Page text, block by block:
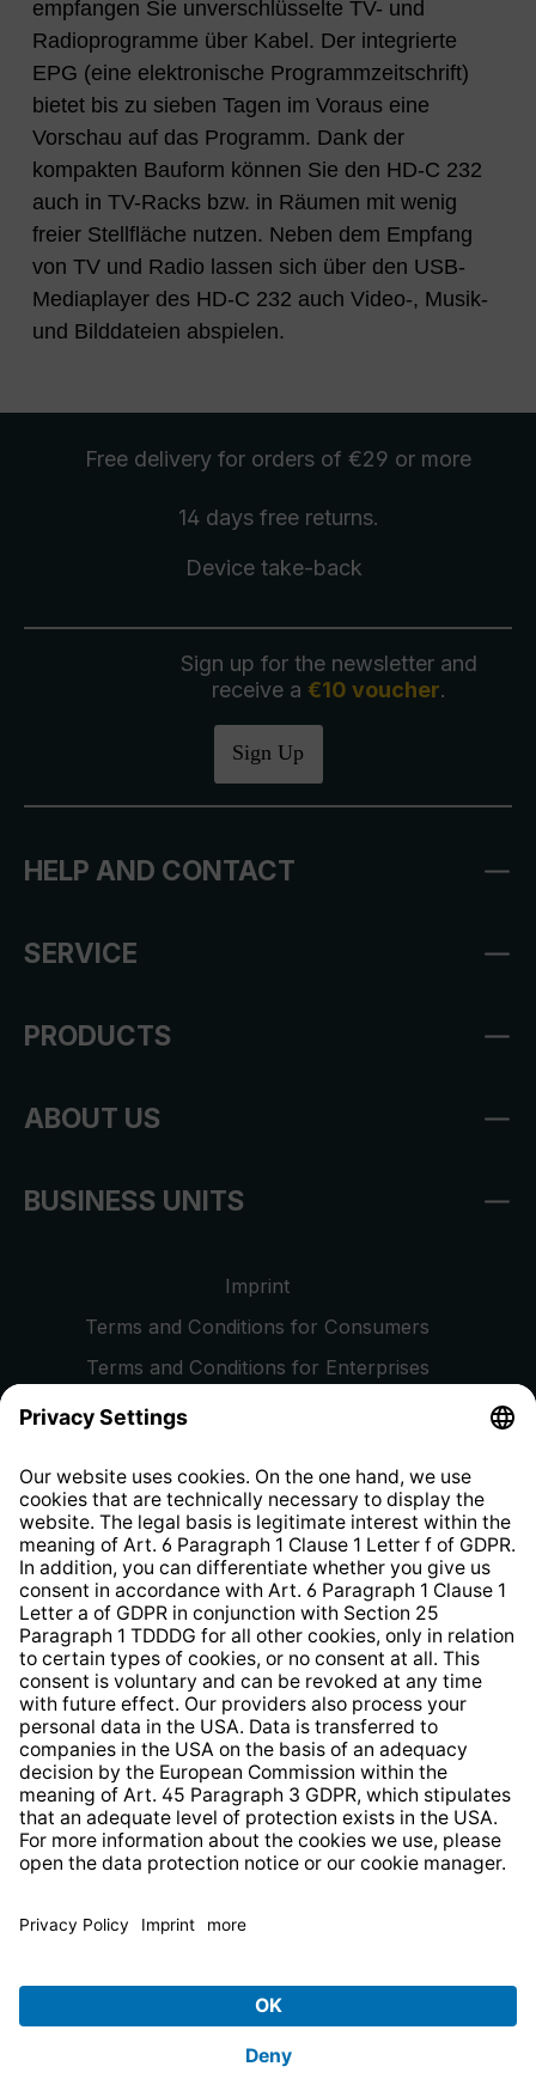
empfangen Sie unverschlüsselte TV- und
Radioprogramme über Kabel. Der integrierte
EPG (eine elektronische Programmzeitschrift)
bietet bis zu sieben Tagen im Voraus eine
Vorschau auf das Programm. Dank der
kompakten Bauform können Sie den HD-C 232
auch in TV-Racks bzw. in Räumen mit wenig
freier Stellfläche nutzen. Neben dem Empfang
von TV und Radio lassen sich über den USB-
Mediaplayer des HD-C 232 auch Video-, Musik-
und Bilddateien abspielen.
Free delivery for orders of €29 or more
14 days free returns.
Device take-back
Sign up for the newsletter and
receive a €10 voucher.
Sign Up
HELP AND CONTACT
SERVICE
PRODUCTS
ABOUT US
BUSINESS UNITS
Imprint
Terms and Conditions for Consumers
Terms and Conditions for Enterprises
Privacy Policy
Whistleblower Protection System
Web Accessibility
delivery charges, if not stated otherwise.
© 2026 TechniSat Digital GmbH
TechniSat is a company of the